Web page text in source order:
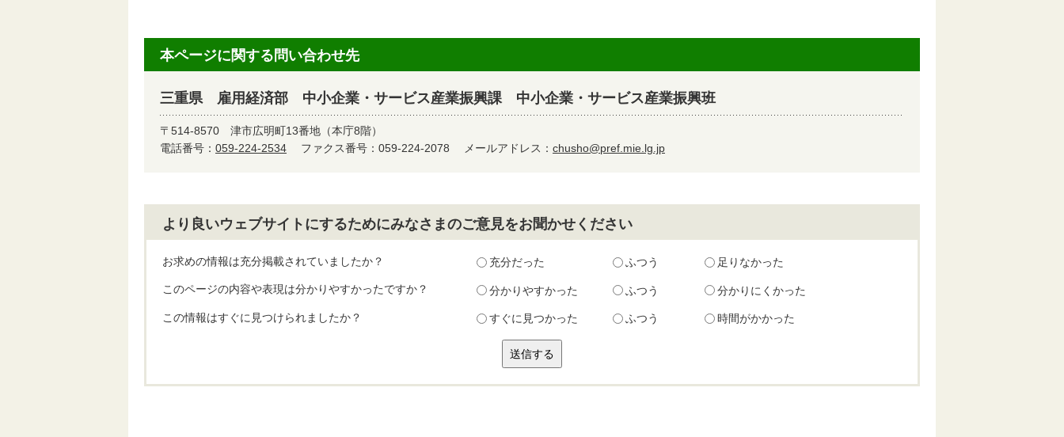
本ページに関する問い合わせ先
三重県 雇用経済部 中小企業・サービス産業振興課 中小企業・サービス産業振興班
〒514-8570 津市広明町13番地（本庁8階）
電話番号： 059-224-2534 ファクス番号：059-224-2078 メールアドレス： chusho@pref.mie.lg.jp
より良いウェブサイトにするためにみなさまのご意見をお聞かせください
お求めの情報は充分掲載されていましたか？ 充分だった ふつう 足りなかった
このページの内容や表現は分かりやすかったですか？ 分かりやすかった ふつう 分かりにくかった
この情報はすぐに見つけられましたか？ すぐに見つかった ふつう 時間がかかった